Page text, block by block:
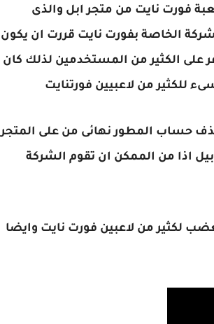
فورت نايت من متجر ابل والذى
الخاصة بفورت نايت قررت ان يكون
الكثير من المستخدمين لذلك كان
للكثير من لاعبيين فورتنايت
حساب المطور نهائى من على المتجر
اذا من الممكن ان تقوم الشركة
لكثير من لاعبين فورت نايت وايضا